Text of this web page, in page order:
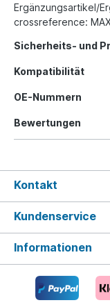
Ergänzungsartikel/
crossreference:
Sicherheits- und
Kompatibilität
OE-Nummern
Bewertungen
Kontakt
Kundenservice
Informationen